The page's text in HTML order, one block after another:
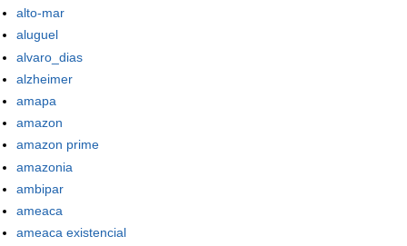
alto-mar
aluguel
alvaro_dias
alzheimer
amapa
amazon
amazon prime
amazonia
ambipar
ameaca
ameaca existencial